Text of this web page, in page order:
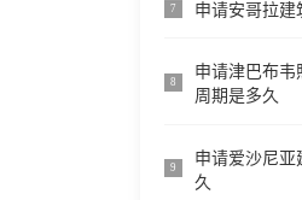
7 申请安哥拉建
8
申请津巴布韦
周期是多久
9
申请爱沙尼亚
久